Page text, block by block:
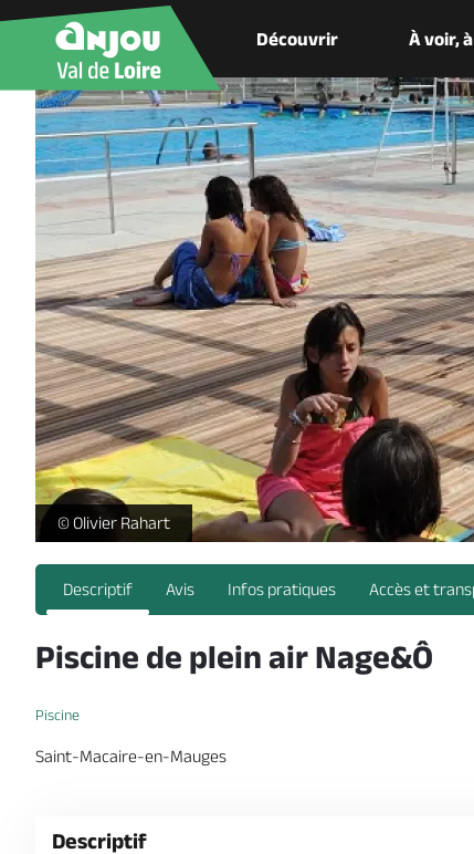
Découvrir À voir,
piscine-st-macaire-en-mauges-sevremoine-nantes-
© Olivier Rahart
Descriptif Avis Infos pratiques Accès et
Piscine de plein air Nage&Ô
Piscine
Saint-Macaire-en-Mauges
Descriptif